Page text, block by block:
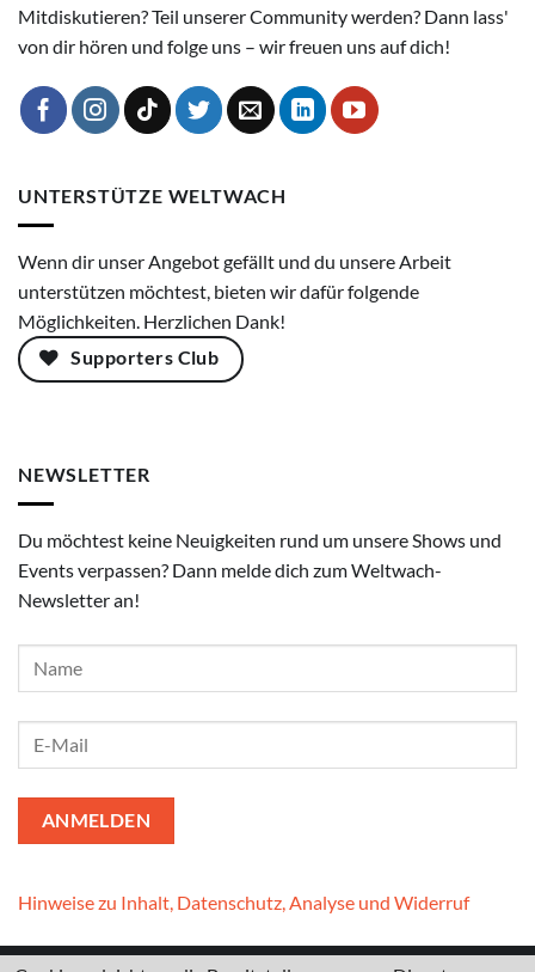
Mitdiskutieren? Teil unserer Community werden? Dann lass'
von dir hören und folge uns – wir freuen uns auf dich!
UNTERSTÜTZE WELTWACH
Wenn dir unser Angebot gefällt und du unsere Arbeit
unterstützen möchtest, bieten wir dafür folgende
Möglichkeiten. Herzlichen Dank!
Supporters Club
NEWSLETTER
Du möchtest keine Neuigkeiten rund um unsere Shows und
Events verpassen? Dann melde dich zum Weltwach-
Newsletter an!
Hinweise zu Inhalt, Datenschutz, Analyse und Widerruf